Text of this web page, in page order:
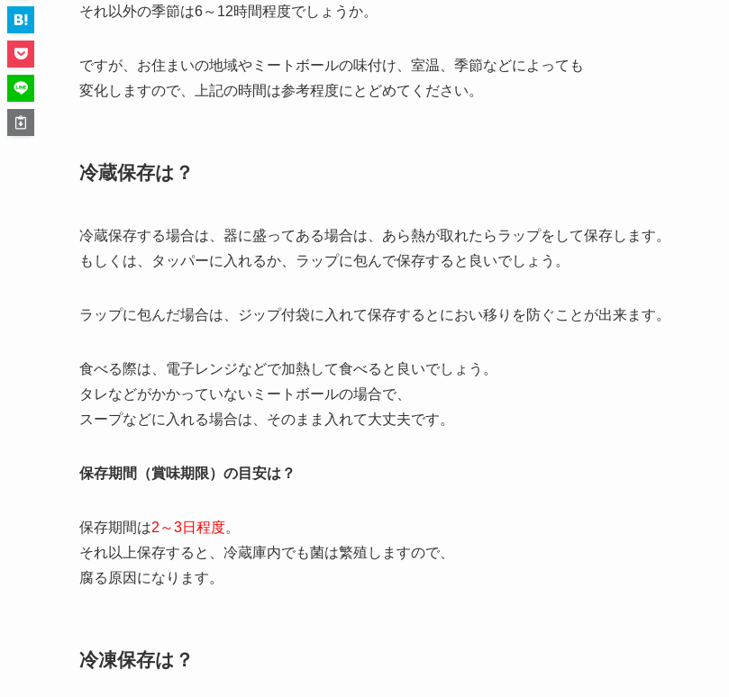
それ以外の季節は6～12時間程度でしょうか。
ですが、お住まいの地域やミートボールの味付け、室温、季節などによっても
変化しますので、上記の時間は参考程度にとどめてください。
冷蔵保存は？
冷蔵保存する場合は、器に盛ってある場合は、あら熱が取れたらラップをして保存します。
もしくは、タッパーに入れるか、ラップに包んで保存すると良いでしょう。
ラップに包んだ場合は、ジップ付袋に入れて保存するとにおい移りを防ぐことが出来ます。
食べる際は、電子レンジなどで加熱して食べると良いでしょう。
タレなどがかかっていないミートボールの場合で、
スープなどに入れる場合は、そのまま入れて大丈夫です。
保存期間（賞味期限）の目安は？
保存期間は2～3日程度。
それ以上保存すると、冷蔵庫内でも菌は繁殖しますので、
腐る原因になります。
冷凍保存は？